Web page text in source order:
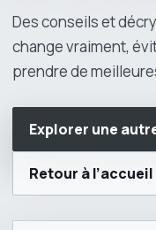
Des conseils et
change vraiment,
prendre de
Explorer une
Retour à l’accueil